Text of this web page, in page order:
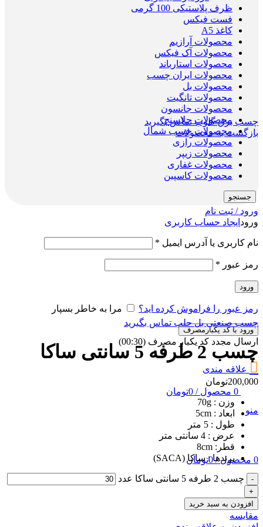
ظرف پلاستیکی 100 گرمی
فست فیکس
کاغذ A5
محصولات آرازیم
محصولات آک فیکس
محصولات استارباند
محصولات ایران چسب
محصولات بل
محصولات تانگیت
محصولات جانسون
محصولات جلاسنج
محصولات چسب شمال
محصولات رازی
محصولات زیپر
محصولات غفاری
محصولات کاسپین
جستجو
ورود / ثبت نام
ورود ایجاد حساب کاربری
نام کاربری یا آدرس ایمیل *
رمز عبور *
ورود
رمز عبور را فراموش کرده اید؟ مرا به خاطر بسپار
ورود با کد یکبارمصرف
ارسال مجدد کد یکبار مصرف (00:
30
)
علاقه مندی
0 محصول /
0تومان
منو
0 محصول /
0تومان
چسب برق گلوبتماس بگیرید
بازگشت به محصولات
چسب صنعتی بل حلب تماس بگیرید
چسب 2 طرفه 5 سانتی ساکا
200,000تومان
وزن : 70g
ابعاد : 5cm
طول : 5 متر
عرض : 4 سانتی متر
قطر: 8cm
برندها : ساکا (SACA)
چسب 2 طرفه 5 سانتی ساکا عدد
افزودن به سبد خرید
مقایسه